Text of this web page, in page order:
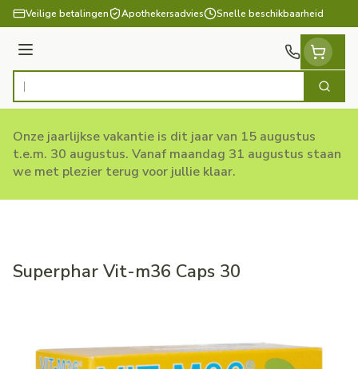
Ga naar de inhoud
Veilige betalingen Apothekersadvies Snelle beschikbaarheid
Menu
Product, merk, categorie... Zoek
Onze jaarlijkse vakantie is dit jaar van 15 augustus
t.e.m. 30 augustus. Vanaf maandag 31 augustus staan
we met plezier terug voor jullie klaar.
Superphar Vit-m36 Caps 30